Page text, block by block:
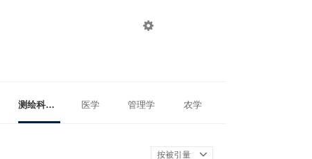

测绘科学与技术 医学 管理学 农学
按被引量